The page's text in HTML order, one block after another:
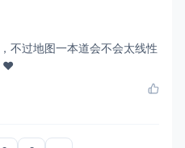
不过地图一本道会不会太线性
❤️